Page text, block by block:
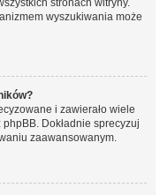
stronach witryny.
wyszukiwania może
i zawierało wiele
Dokładnie sprecyzuj
zaawansowanym.